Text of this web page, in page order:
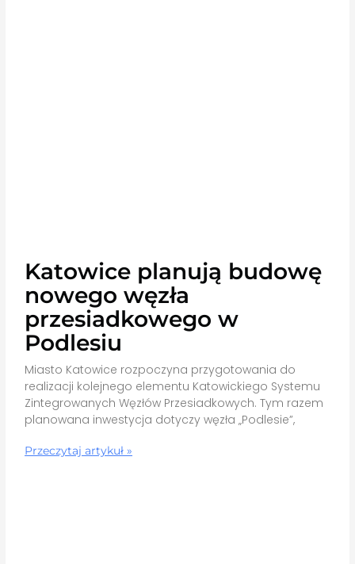
Katowice planują budowę
nowego węzła
przesiadkowego w
Podlesiu
Miasto Katowice rozpoczyna przygotowania do
realizacji kolejnego elementu Katowickiego Systemu
Zintegrowanych Węzłów Przesiadkowych. Tym razem
planowana inwestycja dotyczy węzła „Podlesie”,
Przeczytaj artykuł »